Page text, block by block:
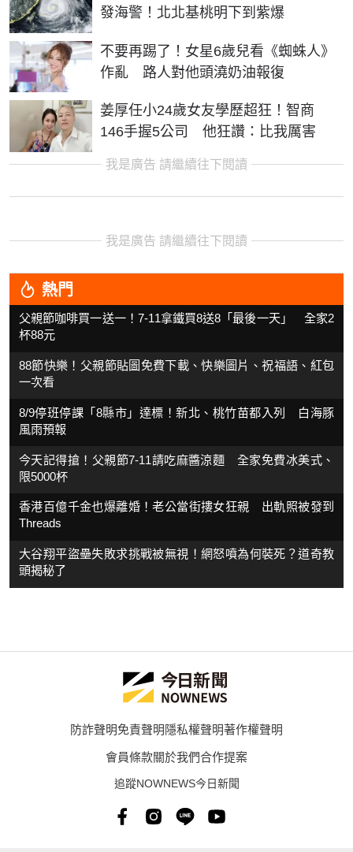
發海警！北北基桃明下到紫爆
不要再踢了！女星6歲兒看《蜘蛛人》
作亂 路人對他頭澆奶油報復
姜厚任小24歲女友學歷超狂！智商
146手握5公司 他狂讚：比我厲害
我是廣告 請繼續往下閱讀
我是廣告 請繼續往下閱讀
熱門
父親節咖啡買一送一！7-11拿鐵買8送8「最後一天」 全家2
杯88元
88節快樂！父親節貼圖免費下載、快樂圖片、祝福語、紅包
一次看
8/9停班停課「8縣市」達標！新北、桃竹苗都入列 白海豚
風雨預報
今天記得搶！父親節7-11請吃麻醬涼麵 全家免費冰美式、
限5000杯
香港百億千金也爆離婚！老公當街摟女狂親 出軌照被發到
Threads
大谷翔平盜壘失敗求挑戰被無視！網怒噴為何裝死？道奇教
頭揭秘了
防詐聲明免責聲明隱私權聲明著作權聲明
會員條款關於我們合作提案
追蹤NOWNEWS今日新聞